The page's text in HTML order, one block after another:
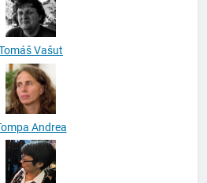
Tomáš Vašut
Tompa Andrea
Tony Wu